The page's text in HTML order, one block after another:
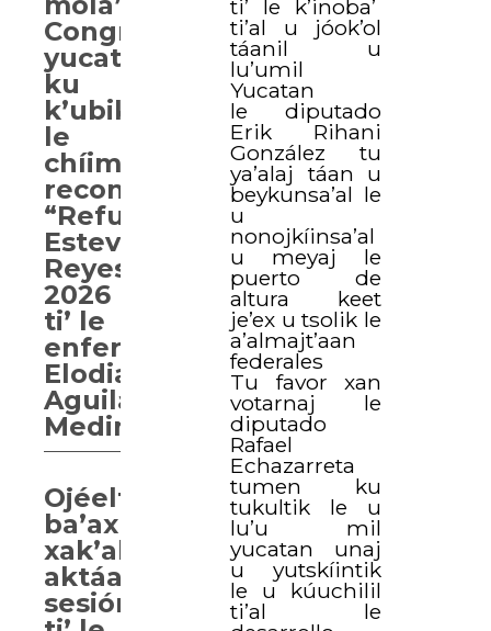
ti’ le k’inoba’
ti’al u jóok’ol
táanil u
lu’umil
Yucatan
le diputado
Erik Rihani
González tu
ya’alaj táan u
beykunsa’al le
u
nonojkíinsa’al
u meyaj le
puerto de
altura keet
je’ex u tsolik le
a’almajt’aan
federales
Tu favor xan
votarnaj le
diputado
Rafael
Echazarreta
tumen ku
tukultik le u
lu’u mil
yucatan unaj
u yutskíintik
le u kúuchilil
ti’al le
Congresoi
yucatan
ku
k’ubik
le
chíimpolal
reconocimiento
“Refugio
Esteves
Reyes”
2026
ti’ le
enfermera
Elodia
Aguilar
Medina
Ojéelt
ba’ax
xak’alta’ab
aktáan
sesión